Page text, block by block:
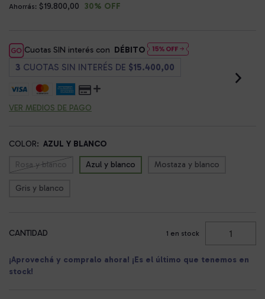
Ahorrás: $19.800,00 30% OFF
Cuotas SIN interés con DÉBITO
3 CUOTAS SIN INTERÉS DE $15.400,00
VER MEDIOS DE PAGO
COLOR: AZUL Y BLANCO
Rosa y blanco Azul y blanco Mostaza y blanco
Gris y blanco
CANTIDAD 1 en stock
¡Aprovechá y compralo ahora! ¡Es el último que tenemos en
stock!